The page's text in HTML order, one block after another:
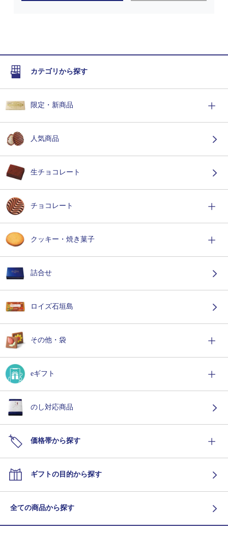
カテゴリから探す
限定・新商品
人気商品
生チョコレート
チョコレート
クッキー・焼き菓子
詰合せ
ロイズ石垣島
その他・袋
eギフト
のし対応商品
価格帯から探す
ギフトの目的から探す
全ての商品から探す